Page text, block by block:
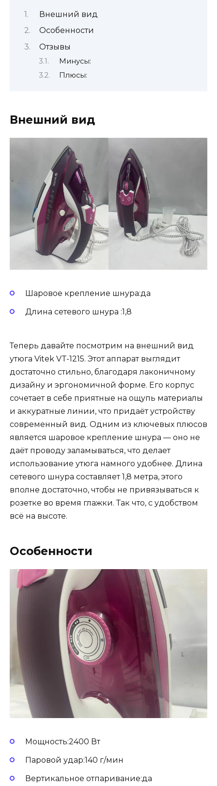
Внешний вид
Особенности
Отзывы
Минусы:
Плюсы:
Внешний вид
Шаровое крепление шнура:да
Длина сетевого шнура :1,8
Теперь давайте посмотрим на внешний вид
утюга Vitek VT-1215. Этот аппарат выглядит
достаточно стильно, благодаря лаконичному
дизайну и эргономичной форме. Его корпус
сочетает в себе приятные на ощупь материалы
и аккуратные линии, что придаёт устройству
современный вид. Одним из ключевых плюсов
является шаровое крепление шнура — оно не
даёт проводу заламываться, что делает
использование утюга намного удобнее. Длина
сетевого шнура составляет 1,8 метра, этого
вполне достаточно, чтобы не привязываться к
розетке во время глажки. Так что, с удобством
всё на высоте.
Особенности
Мощность:2400 Вт
Паровой удар:140 г/мин
Вертикальное отпаривание:да